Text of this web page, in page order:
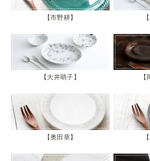
市野耕
大井萌子
奥田章